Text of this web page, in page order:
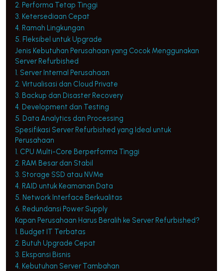
2. Performa Tetap Tinggi
3. Ketersediaan Cepat
4. Ramah Lingkungan
5. Fleksibel untuk Upgrade
Jenis Kebutuhan Perusahaan yang Cocok Menggunakan
Server Refurbished
1. Server Internal Perusahaan
2. Virtualisasi dan Cloud Private
3. Backup dan Disaster Recovery
4. Development dan Testing
5. Data Analytics dan Processing
Spesifikasi Server Refurbished yang Ideal untuk
Perusahaan
1. CPU Multi-Core Berperforma Tinggi
2. RAM Besar dan Stabil
3. Storage SSD atau NVMe
4. RAID untuk Keamanan Data
5. Network Interface Berkualitas
6. Redundansi Power Supply
Kapan Perusahaan Harus Beralih ke Server Refurbished?
1. Budget IT Terbatas
2. Butuh Upgrade Cepat
3. Ekspansi Bisnis
4. Kebutuhan Server Tambahan